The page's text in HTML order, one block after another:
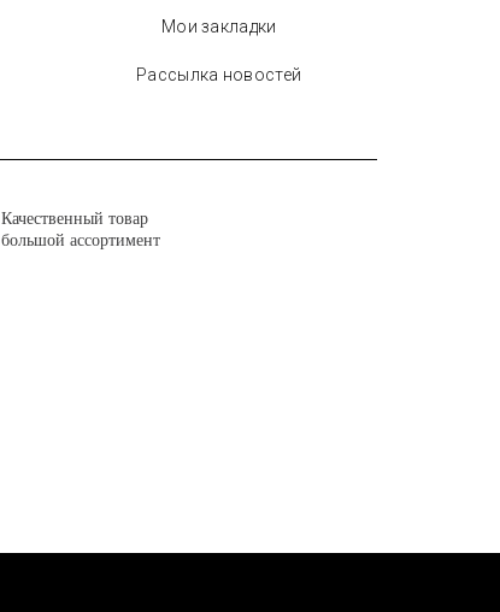
Мои закладки
Рассылка новостей
Качественный товар
большой ассортимент